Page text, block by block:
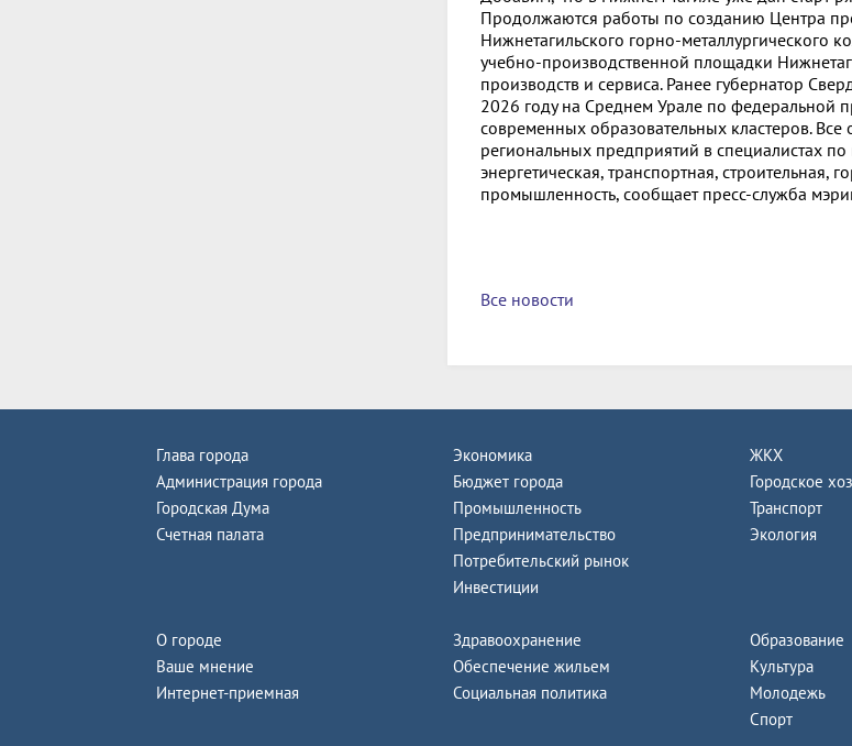
Продолжаются работы по созданию Центра
Нижнетагильского горно-металлургического
учебно-производственной площадки
производств и сервиса. Ранее губернатор
2026 году на Среднем Урале по федеральной
современных образовательных кластеров.
региональных предприятий в специалистах
энергетическая, транспортная,
промышленность, сообщает пресс-служба
Все новости
Глава города
Администрация города
Городская Дума
Счетная палата
Экономика
Бюджет города
Промышленность
Предпринимательство
Потребительский рынок
Инвестиции
ЖКХ
Городское
Транспорт
Экология
О городе
Ваше мнение
Интернет-приемная
Здравоохранение
Обеспечение жильем
Социальная политика
Образование
Культура
Молодежь
Спорт